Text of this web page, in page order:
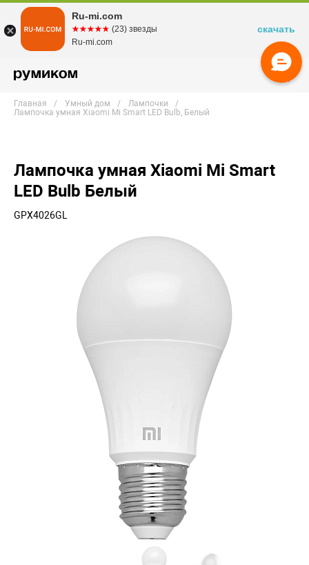
Главная Умный дом
Лампочки
Лампочка умная Xiaomi Mi Smart LED Bulb, Белый
Лампочка умная Xiaomi Mi Smart
LED Bulb Белый
GPX4026GL
Ru-mi.com
☆☆☆☆☆
★★★★★ (23) звезды
Ru-mi.com
скачать